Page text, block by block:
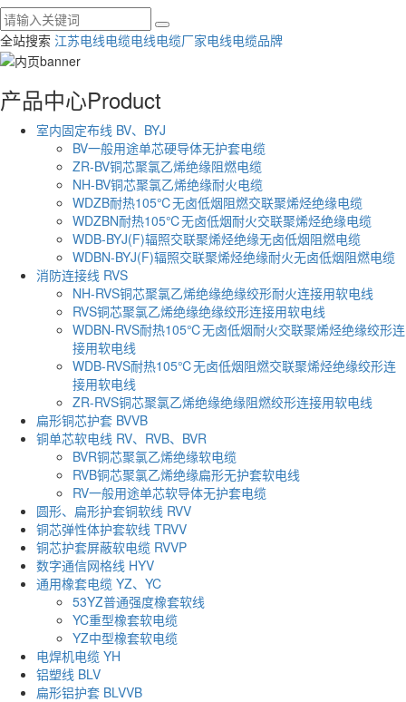
全站搜索 江苏电线电缆电线电缆厂家电线电缆品牌
产品中心Product
室内固定布线 BV、BYJ
BV一般用途单芯硬导体无护套电缆
ZR-BV铜芯聚氯乙烯绝缘阻燃电缆
NH-BV铜芯聚氯乙烯绝缘耐火电缆
WDZB耐热105℃无卤低烟阻燃交联聚烯烃绝缘电缆
WDZBN耐热105℃无卤低烟耐火交联聚烯烃绝缘电缆
WDB-BYJ(F)辐照交联聚烯烃绝缘无卤低烟阻燃电缆
WDBN-BYJ(F)辐照交联聚烯烃绝缘耐火无卤低烟阻燃电缆
消防连接线 RVS
NH-RVS铜芯聚氯乙烯绝缘绝缘绞形耐火连接用软电线
RVS铜芯聚氯乙烯绝缘绝缘绞形连接用软电线
WDBN-RVS耐热105℃无卤低烟耐火交联聚烯烃绝缘绞形连
接用软电线
WDB-RVS耐热105℃无卤低烟阻燃交联聚烯烃绝缘绞形连
接用软电线
ZR-RVS铜芯聚氯乙烯绝缘绝缘阻燃绞形连接用软电线
扁形铜芯护套 BVVB
铜单芯软电线 RV、RVB、BVR
BVR铜芯聚氯乙烯绝缘软电缆
RVB铜芯聚氯乙烯绝缘扁形无护套软电线
RV一般用途单芯软导体无护套电缆
圆形、扁形护套铜软线 RVV
铜芯弹性体护套软线 TRVV
铜芯护套屏蔽软电缆 RVVP
数字通信网格线 HYV
通用橡套电缆 YZ、YC
53YZ普通强度橡套软线
YC重型橡套软电缆
YZ中型橡套软电缆
电焊机电缆 YH
铝塑线 BLV
扁形铝护套 BLVVB